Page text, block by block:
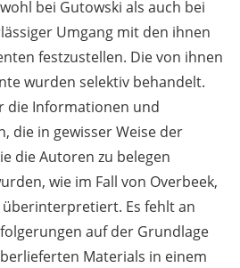
bei Gutowski als auch bei
Umgang mit den ihnen
festzustellen. Die von ihnen
wurden selektiv behandelt.
die Informationen und
die in gewisser Weise der
die Autoren zu belegen
wie im Fall von Overbeek,
überinterpretiert. Es fehlt an
auf der Grundlage
Materials in einem